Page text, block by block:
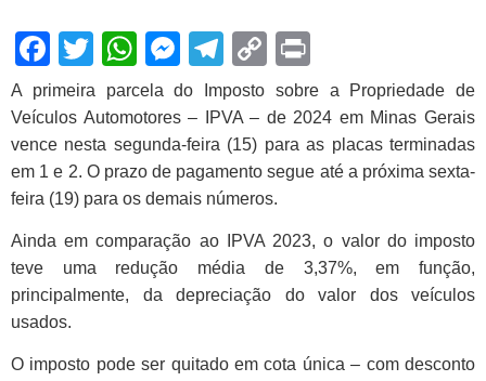
Facebook
Twitter
WhatsApp
Messenger
Telegram
Copy
Link
A primeira parcela do Imposto sobre a Propriedade de
Veículos Automotores – IPVA – de 2024 em Minas Gerais
vence nesta segunda-feira (15) para as placas terminadas
em 1 e 2. O prazo de pagamento segue até a próxima sexta-
feira (19) para os demais números.
Ainda em comparação ao IPVA 2023,o valor do imposto
teve uma redução média de 3,37%, em função,
principalmente, da depreciação do valor dos veículos
usados.
O imposto pode ser quitado em cota única – com desconto